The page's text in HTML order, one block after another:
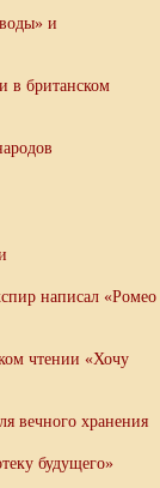
и
в британском
написал «Ромео
чтении «Хочу
вечного хранения
будущего»